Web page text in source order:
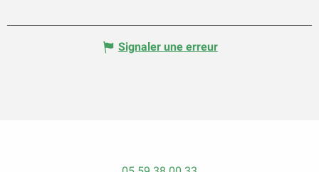
Signaler une erreur